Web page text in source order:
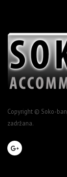
Copyright © Soko-
zadržana.